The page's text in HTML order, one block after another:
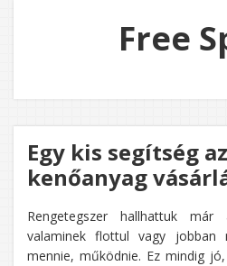
Free
Egy kis segítség
kenőanyag
Rengetegszer hallhattuk
valaminek flottul vagy jobban
mennie, működnie. Ez mindig